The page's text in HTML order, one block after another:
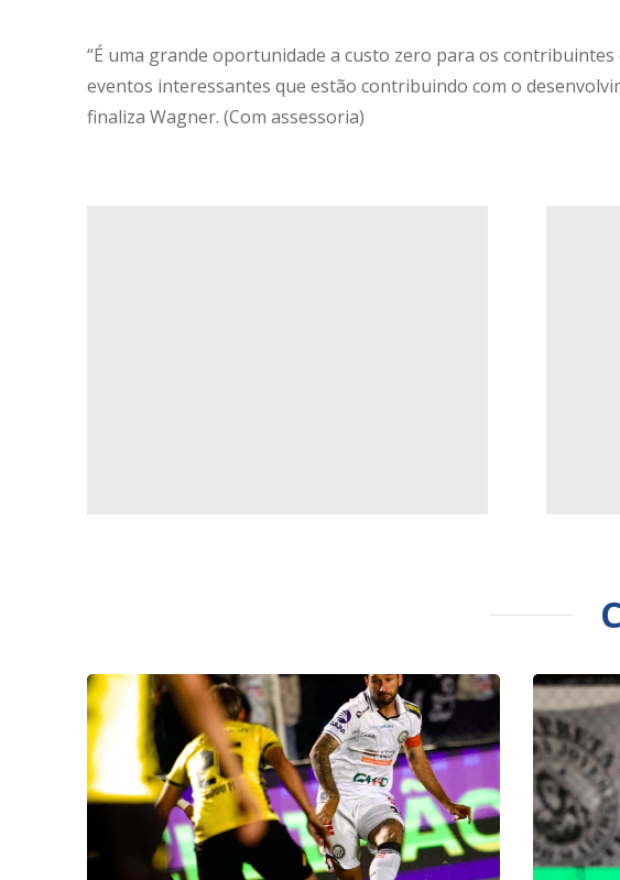
“É uma grande oportunidade a custo zero para os contribuintes
eventos interessantes que estão contribuindo com o
finaliza Wagner. (Com assessoria)